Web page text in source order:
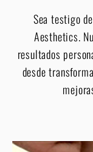
Sea testigo
Aesthetics.
resultados
desde